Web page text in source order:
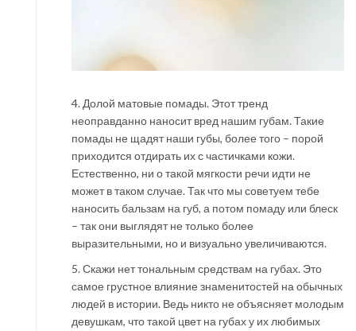
4. Долой матовые помады. Этот тренд
неоправданно наносит вред нашим губам. Такие
помады не щадят наши губы, более того – порой
приходится отдирать их с частичками кожи.
Естественно, ни о такой мягкости речи идти не
может в таком случае. Так что мы советуем тебе
наносить бальзам на губ, а потом помаду или блеск
– так они выглядят не только более
выразительными, но и визуально увеличиваются.
5. Скажи нет тональным средствам на губах. Это
самое грустное влияние знаменитостей на обычных
людей в истории. Ведь никто не объясняет молодым
девушкам, что такой цвет на губах у их любимых